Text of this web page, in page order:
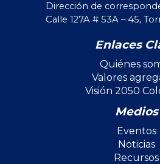
Dirección de
Calle 127A # 53A – 45,
Enlaces
Quiénes
Valores
Visión 2050
Medios
Eventos
Noticias
Recursos